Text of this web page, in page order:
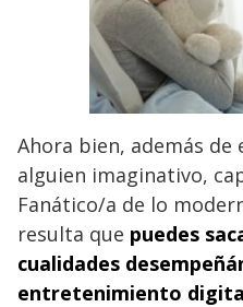
Ahora bien, además de
alguien imaginativo,
Fanático/a de lo
resulta que puedes
cualidades
entretenimiento